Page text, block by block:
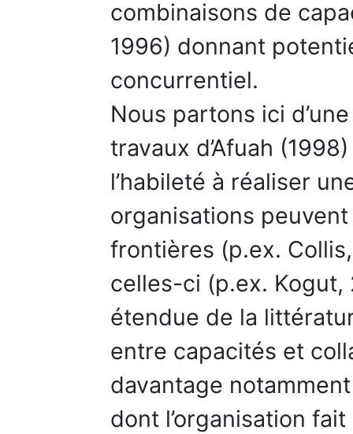
combinaisons de
1996) donnant
concurrentiel.
Nous partons ici
travaux d’Afuah
l’habileté à réaliser
organisations
frontières (p.ex.
celles-ci (p.ex. Kogut,
étendue de la
entre capacités et
davantage
dont l’organisation